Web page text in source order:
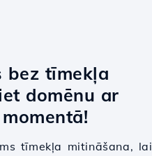
bez tīmekļa
domēnu ar
momentā!
tīmekļa mitināšana, lai